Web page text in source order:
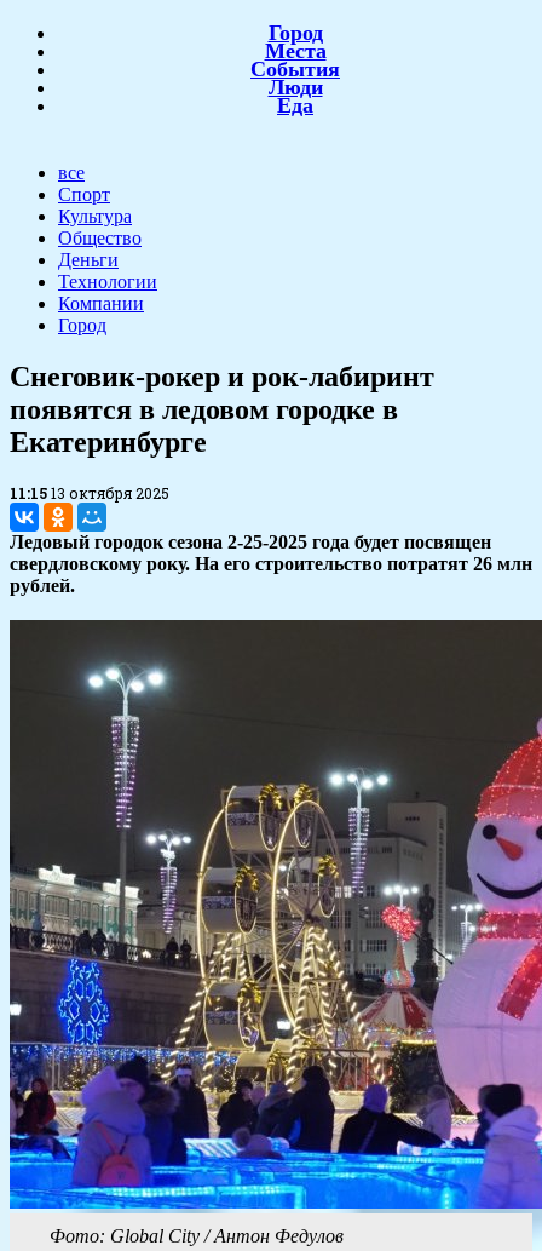
Город
Места
События
Люди
Еда
все
Спорт
Культура
Общество
Деньги
Технологии
Компании
Город
​Снеговик-рокер и рок-лабиринт
появятся в ледовом городке в
Екатеринбурге
11:1513 октября 2025
Ледовый городок сезона 2-25-2025 года будет посвящен
свердловскому року. На его строительство потратят 26 млн
рублей.
Фото: Global City / Антон Федулов